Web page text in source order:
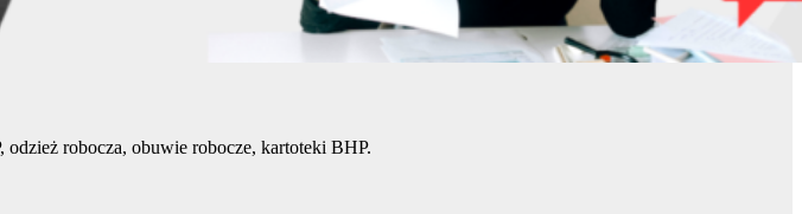
robocza, obuwie robocze, kartoteki BHP.